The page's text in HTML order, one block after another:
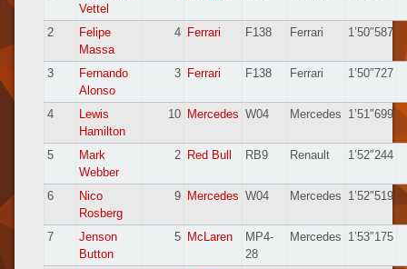
Vettel
2
Felipe
Massa
4 Ferrari F138 Ferrari 1’50″587
3
Fernando
Alonso
3 Ferrari F138 Ferrari 1’50″727
4
Lewis
Hamilton
10 Mercedes W04 Mercedes 1’51″699
5
Mark
Webber
2 Red Bull RB9 Renault 1’52″244
6
Nico
Rosberg
9 Mercedes W04 Mercedes 1’52″519
7
Jenson
Button
5 McLaren
MP4-
28
Mercedes 1’53″175